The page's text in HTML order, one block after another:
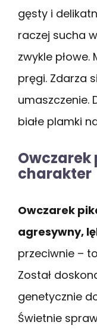
gęsty i
raczej sucha
zwykle
pręgi. Zdarza
umaszczenie.
białe plamki
charakter
Owczarek
agresywny,
przeciwnie –
Został
genetycznie
Świetnie